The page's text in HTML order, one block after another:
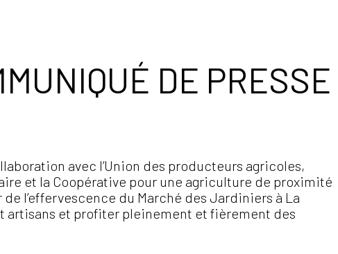
DE PRESSE
avec l’Union des producteurs agricoles,
et la Coopérative pour une agriculture de proximité
l’effervescence du Marché des Jardiniers à La
artisans et profiter pleinement et fièrement des